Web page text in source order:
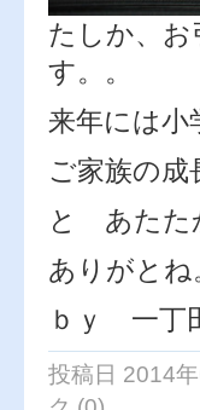
たしか、
す。。
来年には小
ご家族の
と あたた
ありがと
ｂｙ 一丁
投稿日 2014